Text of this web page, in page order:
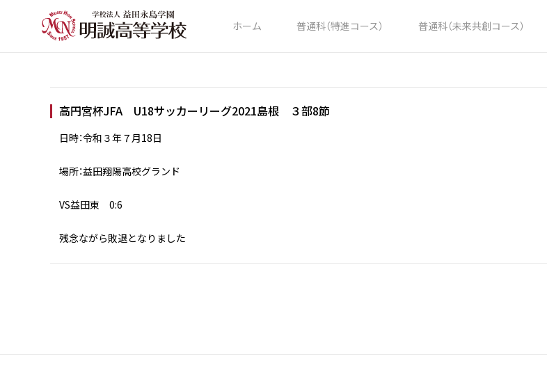
ホーム 普通科（特進コース） 普通科（未来共創コース）
高円宮杯JFA U18サッカーリーグ2021島根 ３部8節
日時：令和３年７月18日
場所：益田翔陽高校グランド
VS益田東 0:6
残念ながら敗退となりました